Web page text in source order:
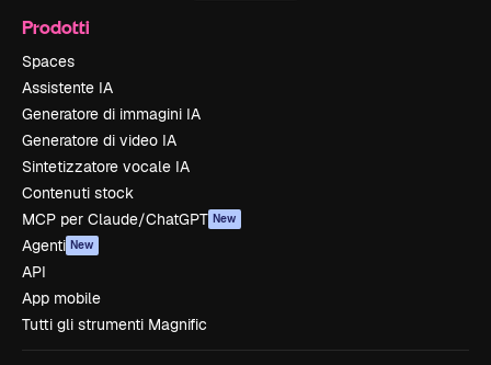
Prodotti
Spaces
Assistente IA
Generatore di immagini IA
Generatore di video IA
Sintetizzatore vocale IA
Contenuti stock
MCP per Claude/ChatGPT New
Agenti New
API
App mobile
Tutti gli strumenti Magnific